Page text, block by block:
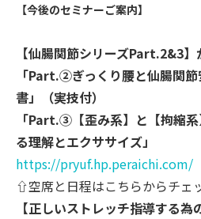
【今後のセミナーご案内】
【仙腸関節シリーズPart.2&3】
「Part.②ぎっくり腰と仙腸関
書」（実技付）
「Part.③【歪み系】と【拘縮
る理解とエクササイズ」
https://pryuf.hp.peraichi.com/
⇧空席と日程はこちらからチェ
【正しいストレッチ指導する